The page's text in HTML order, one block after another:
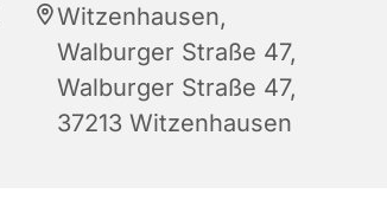
Witzenhausen,
Walburger Straße 47,
Walburger Straße 47,
37213 Witzenhausen